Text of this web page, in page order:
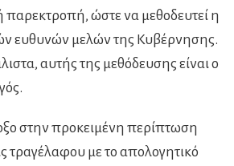
παρεκτροπή, ώστε να μεθοδευτεί η
ευθυνών μελών της Κυβέρνησης.
αυτής της μεθόδευσης είναι ο
στην προκειμένη περίπτωση
τραγέλαφου με το απολογητικό